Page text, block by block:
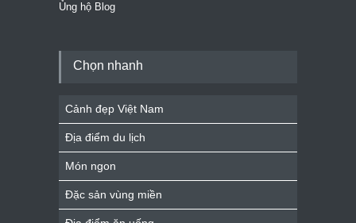
Ủng hộ Blog
Chọn nhanh
Cảnh đẹp Việt Nam
Địa điểm du lịch
Món ngon
Đặc sản vùng miền